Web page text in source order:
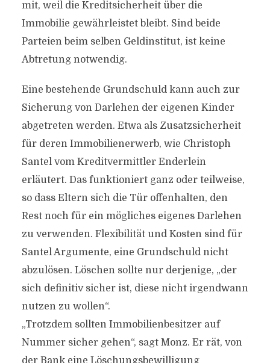
mit, weil die Kreditsicherheit über die
Immobilie gewährleistet bleibt. Sind beide
Parteien beim selben Geldinstitut, ist keine
Abtretung notwendig.
Eine bestehende Grundschuld kann auch zur
Sicherung von Darlehen der eigenen Kinder
abgetreten werden. Etwa als Zusatzsicherheit
für deren Immobilienerwerb, wie Christoph
Santel vom Kreditvermittler Enderlein
erläutert. Das funktioniert ganz oder teilweise,
so dass Eltern sich die Tür offenhalten, den
Rest noch für ein mögliches eigenes Darlehen
zu verwenden. Flexibilität und Kosten sind für
Santel Argumente, eine Grundschuld nicht
abzulösen. Löschen sollte nur derjenige, „der
sich definitiv sicher ist, diese nicht irgendwann
nutzen zu wollen“.
„Trotzdem sollten Immobilienbesitzer auf
Nummer sicher gehen“, sagt Monz. Er rät, von
der Bank eine Löschungsbewilligung